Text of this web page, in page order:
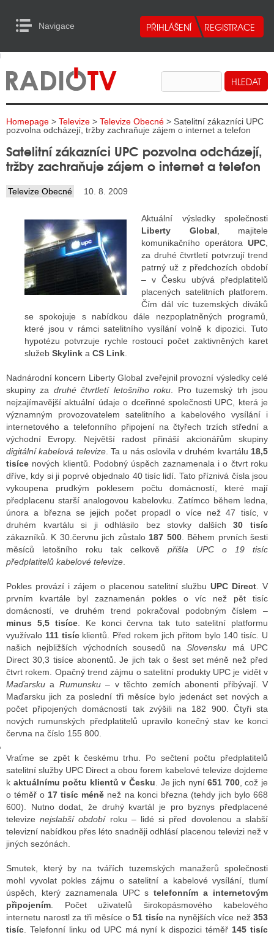
Navigace
RADIA
TELEVIZE
INTERNET
TISK
RADIA
RÁDIÍ
VYSÍLAČE
TELEVIZE
TELEVIZÍ
INTERNET
RÁDIA
STRÁNKY RÁDIÍ
STRÁNKY TV
TISK
STÁT BLOGEREM
BLOGERA
DISKUTÉRA NA RADIOTV
STARŠÍCH DISKUZÍ
to Content
Homepage > Televize > Televize Obecné > Satelitní zákazníci UPC
pozvolna odcházejí, tržby zachraňuje zájem o internet a telefon
Satelitní zákazníci UPC pozvolna odcházejí,
tržby zachraňuje zájem o internet a telefon
Televize Obecné 10. 8. 2009
Aktuální výsledky společnosti
Liberty Global , majitele
komunikačního operátora UPC
za druhé čtvrtletí potvrzují trend
patrný už z předchozích období
– v Česku ubývá předplatitelů
placených satelitních platforem.
Čím dál víc tuzemských diváků
se spokojuje s nabídkou dále nezpoplatněných programů,
které jsou v rámci satelitního vysílání volně k dipozici.
Tuto
hypotézu potvrzuje rychle rostoucí počet zaktivněných karet
služeb Skylink a CS Link
Nadnárodní koncern Liberty Global zveřejnil provozní výsledky celé
skupiny za druhé čtvrtletí letošního roku . Pro tuzemský trh jsou
nejzajímavější aktuální údaje o dceřinné společnosti UPC, která je
významným provozovatelem satelitního a kabelového vysílání i
internetového a telefonního připojení na čtyřech trzích střední a
východní Evropy. Největší radost přináší akcionářům skupiny
digitální kabelová televize. Ta u nás oslovila v druhém kvartálu 18,5
tisíce nových klientů. Podobný úspěch zaznamenala i o čtvrt roku
dříve, kdy si ji poprvé objednalo 40 tisíc lidí. Tato příznivá čísla jsou
vykoupena prudkým poklesem počtu domácností, které mají
předplacenu starší analogovou kabelovku. Zatímco během ledna,
února a března se jejich počet propadl o více než 47 tisíc, v
druhém kvartálu si ji odhlásilo bez stovky dalších30 tisíc
zákazníků. K 30.červnu jich zůstalo 187 500. Během prvních šesti
měsíců letošního roku tak celkově přišla UPC o 19 tisíc
předplatitelů kabelové televize
Pokles provází i zájem o placenou satelitní službu UPC Direct . V
prvním kvartále byl zaznamenán pokles o víc než pět tisíc
domácností, ve druhém trend pokračoval podobným číslem –
minus 5,5 tisíce. Ke konci června tak tuto satelitní platformu
využívalo 111 tisícklientů. Před rokem jich přitom bylo 140 tisíc. U
našich nejbližších východních sousedů naSlovensku má UPC
Direct 30,3 tisíce abonentů. Je jich tak o šest set méně než před
čtvrt rokem. Opačný trend zájmu o satelitní produkty UPC je vidět v
Maďarsku a Rumunsku– v těchto zemích abonenti přibývají. V
Maďarsku jich za poslední tři měsíce bylo jedenáct set nových a
počet připojených domácností tak zvýšili na 182 900. Čtyři sta
nových rumunských předplatitelů upravilo konečný stav ke konci
června na číslo 155 800.
Vraťme se zpět k českému trhu. Po sečtení počtu předplatitelů
satelitní služby UPC Direct a obou forem kabelové televize dojdeme
k aktuálnímu počtu klientů v Česku . Je jich nyní651 700, což je
o téměř o 17 tisíc méně než na konci března (tehdy jich bylo 668
600). Nutno dodat, že druhý kvartál je pro byznys předplacené
televizenejslabší obdobíroku – lidé si před dovolenou a slabší
televizní nabídkou přes léto snadněji odhlásí placenou televizi než v
jiných sezónách.
Smutek, který by na tvářích tuzemských manažerů společnosti
mohl vyvolat pokles zájmu o satelitní a kabelové vysílání, tlumí
úspěch, který zaznamenala UPC stelefonním a internetovým
připojením . Počet uživatelů širokopásmového kabelového
internetu narostl za tři měsíce o 51 tisícna nynějších více než353
tisíc . Telefonní linku od UPC má nyní k dispozici téměř 145 tisíc